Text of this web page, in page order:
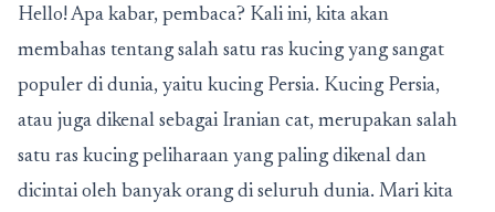
Hello! Apa kabar, pembaca? Kali ini, kita akan
membahas tentang salah satu ras kucing yang sangat
populer di dunia, yaitu kucing Persia. Kucing Persia,
atau juga dikenal sebagai Iranian cat, merupakan salah
satu ras kucing peliharaan yang paling dikenal dan
dicintai oleh banyak orang di seluruh dunia. Mari kita